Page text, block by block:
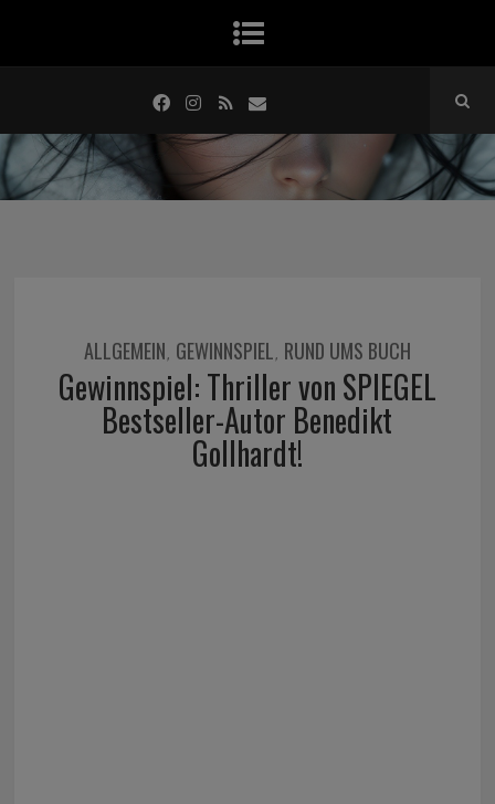
ALLGEMEIN, GEWINNSPIEL, RUND UMS BUCH
Gewinnspiel: Thriller von SPIEGEL
Bestseller-Autor Benedikt
Gollhardt!